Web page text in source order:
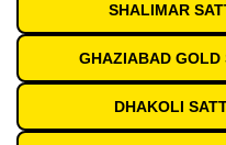
SHALIMAR
GHAZIABAD GOLD
DHAKOLI